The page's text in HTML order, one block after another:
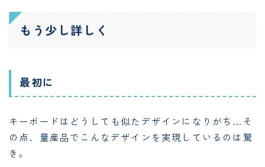
もう少し詳しく
最初に
キーボードはどうしても似たデザインになりがち…そ
の点、量産品でこんなデザインを実現しているのは驚
き。